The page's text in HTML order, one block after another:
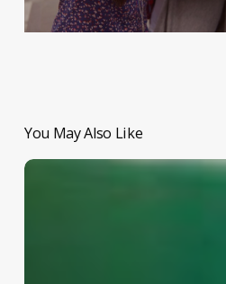
You May Also Like